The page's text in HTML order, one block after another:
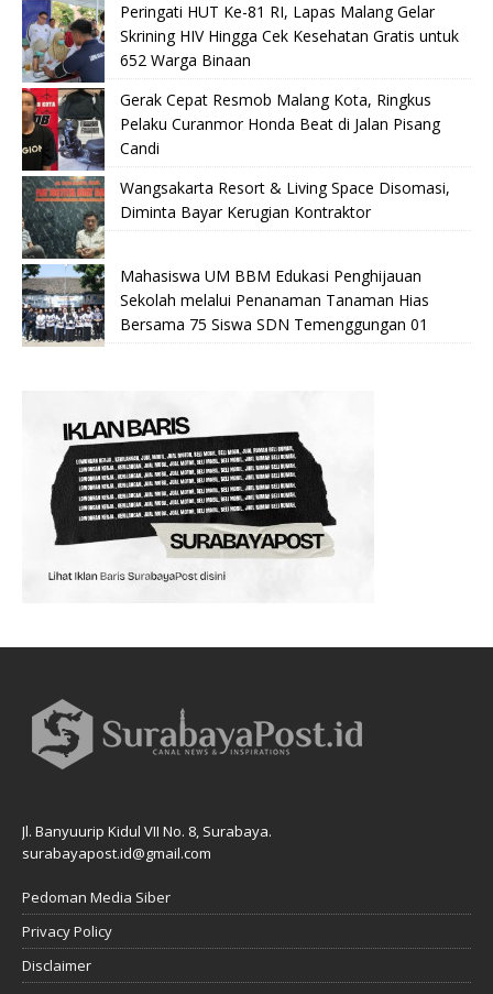
Peringati HUT Ke-81 RI, Lapas Malang Gelar
Skrining HIV Hingga Cek Kesehatan Gratis untuk
652 Warga Binaan
Gerak Cepat Resmob Malang Kota, Ringkus
Pelaku Curanmor Honda Beat di Jalan Pisang
Candi
Wangsakarta Resort & Living Space Disomasi,
Diminta Bayar Kerugian Kontraktor
Mahasiswa UM BBM Edukasi Penghijauan
Sekolah melalui Penanaman Tanaman Hias
Bersama 75 Siswa SDN Temenggungan 01
Jl. Banyuurip Kidul VII No. 8, Surabaya.
surabayapost.id@gmail.com
Pedoman Media Siber
Privacy Policy
Disclaimer